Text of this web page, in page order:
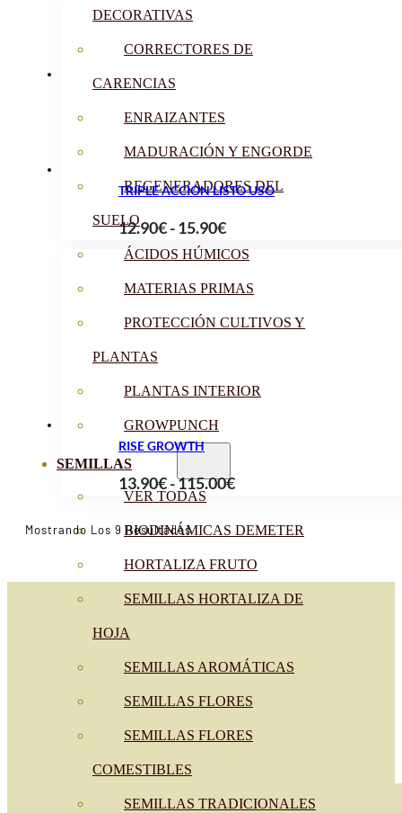
DECORATIVAS
CORRECTORES DE
CARENCIAS
ENRAIZANTES
MADURACIÓN Y ENGORDE
REGENERADORES DEL
SUELO
ÁCIDOS HÚMICOS
MATERIAS PRIMAS
PROTECCIÓN CULTIVOS Y
PLANTAS
PLANTAS INTERIOR
GROWPUNCH
SEMILLAS
VER TODAS
BIODINÁMICAS DEMETER
HORTALIZA FRUTO
SEMILLAS HORTALIZA DE
HOJA
SEMILLAS AROMÁTICAS
SEMILLAS FLORES
SEMILLAS FLORES
COMESTIBLES
SEMILLAS TRADICIONALES
desde
TRIPLE ACCIÓN LISTO USO
12.90€-15.90€Rango
de
desde
12.90€
RISE GROWTH
13.90€-115.00€Rango
precios:
desde
13.90€
hasta
Mostrando Los 9 ResultadosOrdenado
Popularidad